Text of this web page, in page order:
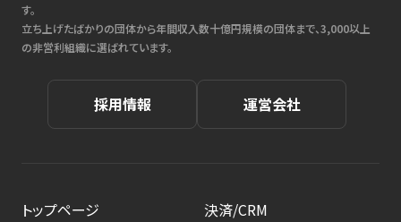
す。
立ち上げたばかりの団体から年間収入数十億円規模の団体まで、3,000以上
の非営利組織に選ばれています。
採用情報 運営会社
トップページ
決済/CRM